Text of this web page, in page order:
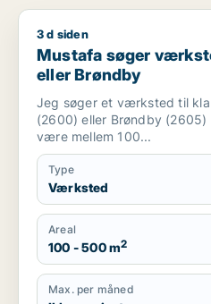
Mustafa søger værksted til
3 d siden
Mustafa søger
eller Brøndby
Jeg søger et værksted til
(2600) eller Brøndby
være mellem 100...
Type
Værksted
Areal
100 - 500 m2
Max. per måned